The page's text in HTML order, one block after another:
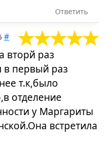
Ответить
#
вторй раз
в первый раз
т.к,было
отделение
у Маргариты
встретила